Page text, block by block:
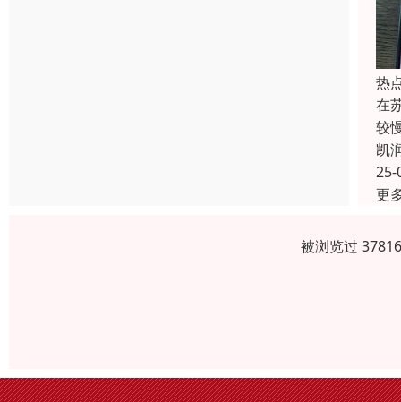
热
在
较
凯
25-
更
被浏览过